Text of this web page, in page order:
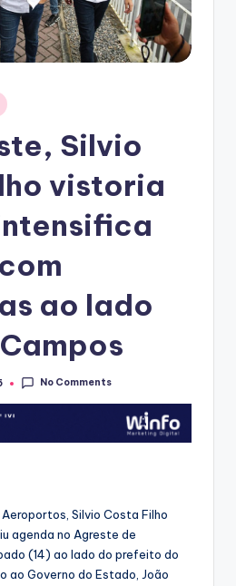
Silvio
vistoria
ao lado
No Comments
Silvio Costa Filho
agenda no Agreste de
(14) ao lado do prefeito do
ao Governo do Estado, João